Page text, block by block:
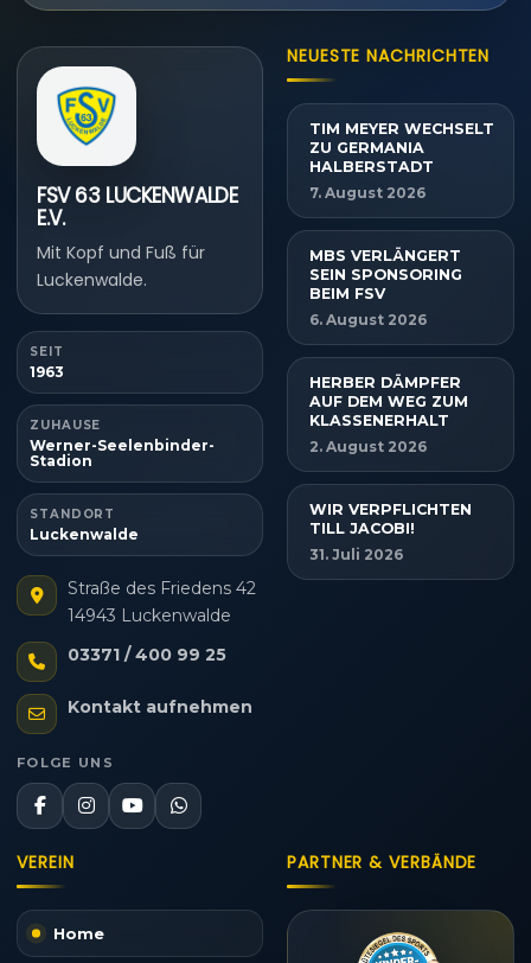
FSV 63 LUCKENWALDE
E.V.
Mit Kopf und Fuß für
Luckenwalde.
SEIT
1963
ZUHAUSE
Werner-Seelenbinder-
Stadion
STANDORT
Luckenwalde
Straße des Friedens 42
14943 Luckenwalde
03371 / 400 99 25
Kontakt aufnehmen
FOLGE UNS
NEUESTE NACHRICHTEN
TIM MEYER WECHSELT
ZU GERMANIA
HALBERSTADT
7. August 2026
MBS VERLÄNGERT
SEIN SPONSORING
BEIM FSV
6. August 2026
HERBER DÄMPFER
AUF DEM WEG ZUM
KLASSENERHALT
2. August 2026
WIR VERPFLICHTEN
TILL JACOBI!
31. Juli 2026
VEREIN
Home
PARTNER & VERBÄNDE